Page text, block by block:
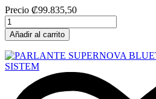
Precio ₡99.835,50
Añadir al carrito